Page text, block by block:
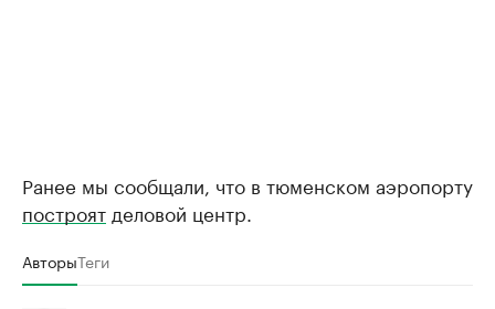
Ранее мы сообщали, что в тюменском аэропорту
построят деловой центр.
АвторыТеги